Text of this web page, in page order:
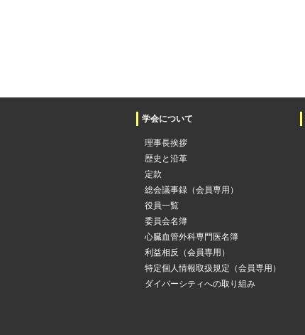
学会について
理事長挨拶
歴史と沿革
定款
総会議事録（会員専用）
役員一覧
委員会名簿
心臓血管外科専門医名簿
利益相反（会員専用）
特定個人情報取扱規定（会員専用）
ダイバーシティへの取り組み